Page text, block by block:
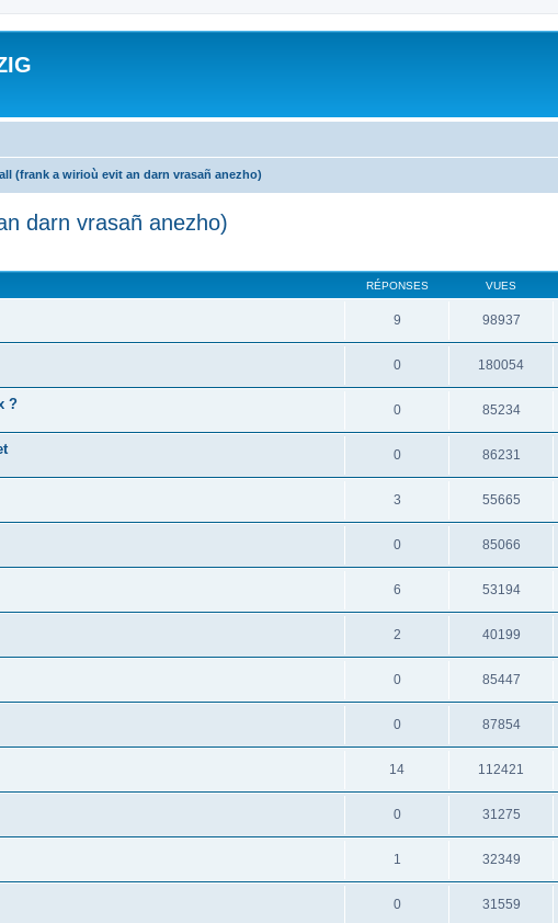
(frank a wirioù evit an darn vrasañ anezho)
darn vrasañ anezho)
RÉPONSES VUES
9 98937
0 180054
? 0 85234
0 86231
3 55665
0 85066
6 53194
2 40199
0 85447
0 87854
14 112421
0 31275
1 32349
0 31559